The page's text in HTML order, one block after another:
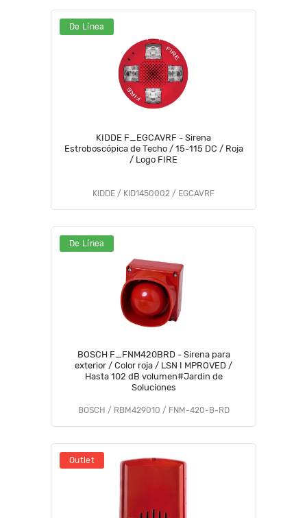
De Línea
KIDDE F_EGCAVRF - Sirena
Estroboscópica de Techo / 15-115 DC / Roja
/ Logo FIRE
KIDDE / KID1450002 / EGCAVRF
De Línea
BOSCH F_FNM420BRD - Sirena para
exterior / Color roja / LSN I MPROVED /
Hasta 102 dB volumen#Jardin de
Soluciones
BOSCH / RBM429010 / FNM-420-B-RD
Outlet